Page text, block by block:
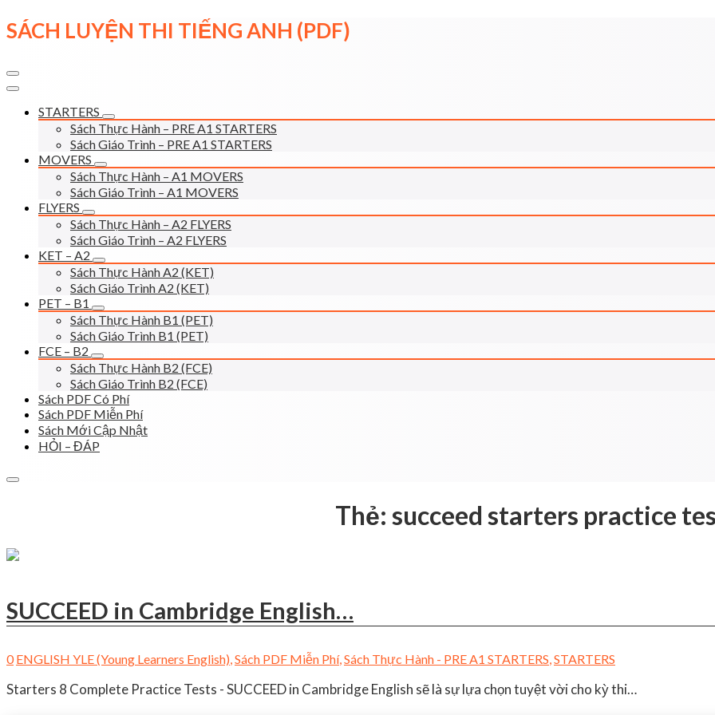
Skip
to
SÁCH LUYỆN THI TIẾNG ANH (PDF)
STARTERS
Sách Thực Hành – PRE A1 STARTERS
Sách Giáo Trình – PRE A1 STARTERS
MOVERS
Sách Thực Hành – A1 MOVERS
Sách Giáo Trình – A1 MOVERS
FLYERS
Sách Thực Hành – A2 FLYERS
Sách Giáo Trình – A2 FLYERS
KET – A2
Sách Thực Hành A2 (KET)
Sách Giáo Trình A2 (KET)
PET – B1
Sách Thực Hành B1 (PET)
Sách Giáo Trình B1 (PET)
FCE – B2
Sách Thực Hành B2 (FCE)
Sách Giáo Trình B2 (FCE)
Sách PDF Có Phí
Sách PDF Miễn Phí
Sách Mới Cập Nhật
HỎI – ĐÁP
Thẻ: succeed starters practice
SUCCEED in Cambridge English…
0 ENGLISH YLE (Young Learners English),Sách PDF Miễn Phí,Sách Thực Hành - PRE A1 STARTERS,STARTERS
Starters 8 Complete Practice Tests - SUCCEED in Cambridge English sẽ là sự lựa chọn tuyệt vời cho kỳ thi…